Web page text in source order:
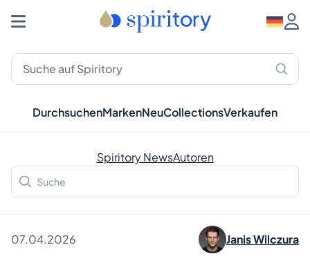
DurchsuchenMarkenNeuCollectionsVerkaufen
Spiritory NewsAutoren
07.04.2026 Janis Wilczura